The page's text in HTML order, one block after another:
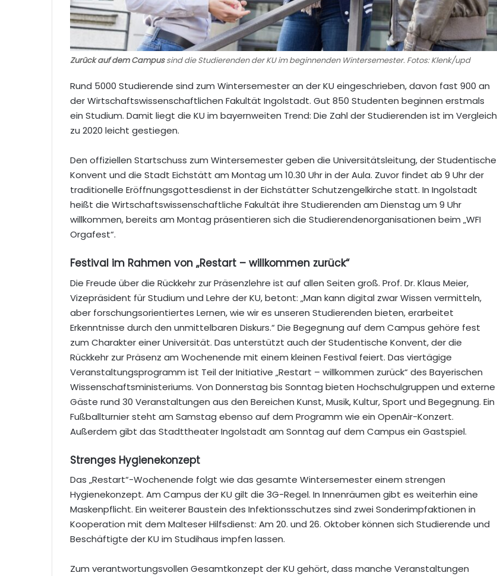
Zurück auf dem Campussind die Studierenden der KU im beginnenden Wintersemester. Fotos: Klenk/upd
Rund 5000 Studierende sind zum Wintersemester an der KU eingeschrieben, davon fast 900 an
der Wirtschaftswissenschaftlichen Fakultät Ingolstadt. Gut 850 Studenten beginnen erstmals
ein Studium. Damit liegt die KU im bayernweiten Trend: Die Zahl der Studierenden ist im Vergleich
zu 2020 leicht gestiegen.
Den offiziellen Startschuss zum Wintersemester geben die Universitätsleitung, der Studentische
Konvent und die Stadt Eichstätt am Montag um 10.30 Uhr in der Aula. Zuvor findet ab 9 Uhr der
traditionelle Eröffnungsgottesdienst in der Eichstätter Schutzengelkirche statt. In Ingolstadt
heißt die Wirtschaftswissenschaftliche Fakultät ihre Studierenden am Dienstag um 9 Uhr
willkommen, bereits am Montag präsentieren sich die Studierendenorganisationen beim „WFI
Orgafest“.
Festival im Rahmen von „Restart – willkommen zurück“
Die Freude über die Rückkehr zur Präsenzlehre ist auf allen Seiten groß. Prof. Dr. Klaus Meier,
Vizepräsident für Studium und Lehre der KU, betont: „Man kann digital zwar Wissen vermitteln,
aber forschungsorientiertes Lernen, wie wir es unseren Studierenden bieten, erarbeitet
Erkenntnisse durch den unmittelbaren Diskurs.“ Die Begegnung auf dem Campus gehöre fest
zum Charakter einer Universität. Das unterstützt auch der Studentische Konvent, der die
Rückkehr zur Präsenz am Wochenende mit einem kleinen Festival feiert. Das viertägige
Veranstaltungsprogramm ist Teil der Initiative „Restart – willkommen zurück“ des Bayerischen
Wissenschaftsministeriums. Von Donnerstag bis Sonntag bieten Hochschulgruppen und externe
Gäste rund 30 Veranstaltungen aus den Bereichen Kunst, Musik, Kultur, Sport und Begegnung. Ein
Fußballturnier steht am Samstag ebenso auf dem Programm wie ein OpenAir-Konzert.
Außerdem gibt das Stadttheater Ingolstadt am Sonntag auf dem Campus ein Gastspiel.
Strenges Hygienekonzept
Das „Restart“-Wochenende folgt wie das gesamte Wintersemester einem strengen
Hygienekonzept. Am Campus der KU gilt die 3G-Regel. In Innenräumen gibt es weiterhin eine
Maskenpflicht. Ein weiterer Baustein des Infektionsschutzes sind zwei Sonderimpfaktionen in
Kooperation mit dem Malteser Hilfsdienst: Am 20. und 26. Oktober können sich Studierende und
Beschäftigte der KU im Studihaus impfen lassen.
Zum verantwortungsvollen Gesamtkonzept der KU gehört, dass manche Veranstaltungen